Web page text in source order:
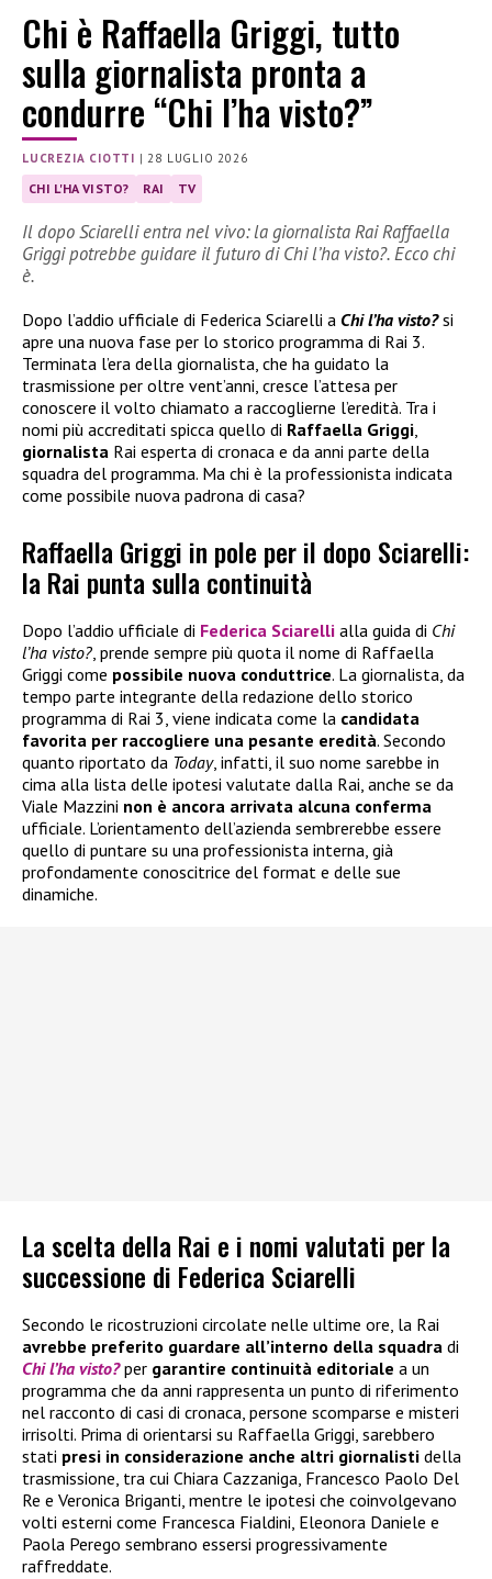
Chi è Raffaella Griggi, tutto
sulla giornalista pronta a
condurre “Chi l’ha visto?”
LUCREZIA CIOTTI | 28 LUGLIO 2026
CHI L'HA VISTO? RAI TV
Il dopo Sciarelli entra nel vivo: la giornalista Rai Raffaella
Griggi potrebbe guidare il futuro di Chi l’ha visto?. Ecco chi
è.
Dopo l’addio ufficiale di Federica Sciarelli a Chi l’ha visto?si
apre una nuova fase per lo storico programma di Rai 3.
Terminata l’era della giornalista, che ha guidato la
trasmissione per oltre vent’anni, cresce l’attesa per
conoscere il volto chiamato a raccoglierne l’eredità. Tra i
nomi più accreditati spicca quello di Raffaella Griggi,
giornalista Rai esperta di cronaca e da anni parte della
squadra del programma. Ma chi è la professionista indicata
come possibile nuova padrona di casa?
Raffaella Griggi in pole per il dopo Sciarelli:
la Rai punta sulla continuità
Dopo l’addio ufficiale di Federica Sciarelli alla guida di Chi
l’ha visto? , prende sempre più quota il nome di Raffaella
Griggi come possibile nuova conduttrice. La giornalista, da
tempo parte integrante della redazione dello storico
programma di Rai 3, viene indicata come la candidata
favorita per raccogliere una pesante eredità. Secondo
quanto riportato da Today, infatti, il suo nome sarebbe in
cima alla lista delle ipotesi valutate dalla Rai, anche se da
Viale Mazzini non è ancora arrivata alcuna conferma
ufficiale. L’orientamento dell’azienda sembrerebbe essere
quello di puntare su una professionista interna, già
profondamente conoscitrice del format e delle sue
dinamiche.
La scelta della Rai e i nomi valutati per la
successione di Federica Sciarelli
Secondo le ricostruzioni circolate nelle ultime ore, la Rai
avrebbe preferito guardare all’interno della squadra di
Chi l’ha visto? per garantire continuità editoriale a un
programma che da anni rappresenta un punto di riferimento
nel racconto di casi di cronaca, persone scomparse e misteri
irrisolti. Prima di orientarsi su Raffaella Griggi, sarebbero
stati presi in considerazione anche altri giornalisti della
trasmissione, tra cui Chiara Cazzaniga, Francesco Paolo Del
Re e Veronica Briganti, mentre le ipotesi che coinvolgevano
volti esterni come Francesca Fialdini, Eleonora Daniele e
Paola Perego sembrano essersi progressivamente
raffreddate.